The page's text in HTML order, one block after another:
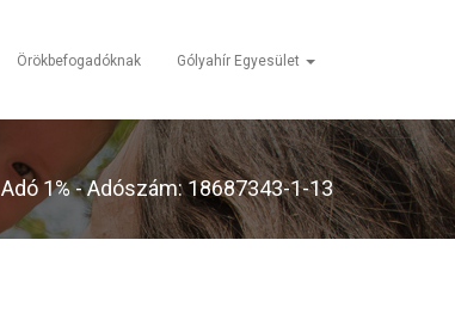
Örökbefogadóknak Gólyahír Egyesület
Adó 1% - Adószám: 18687343-1-13